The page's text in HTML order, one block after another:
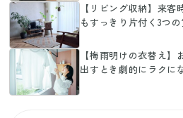
【リビング収納】来
もすっきり片付く3つ
【梅雨明けの衣替え
出すとき劇的にラクに